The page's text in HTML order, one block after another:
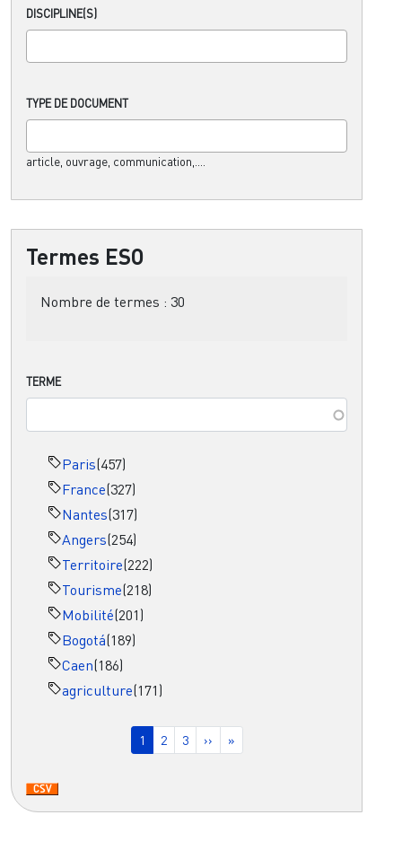
DISCIPLINE(S)
TYPE DE DOCUMENT
article, ouvrage, communication,....
Termes ESO
Nombre de termes : 30
TERME
Paris(457)
France(327)
Nantes(317)
Angers(254)
Territoire(222)
Tourisme(218)
Mobilité(201)
Bogotá(189)
Caen(186)
agriculture(171)
Page courante
1 Page
2 Page
3 Page suivante
›› Dernière page
»